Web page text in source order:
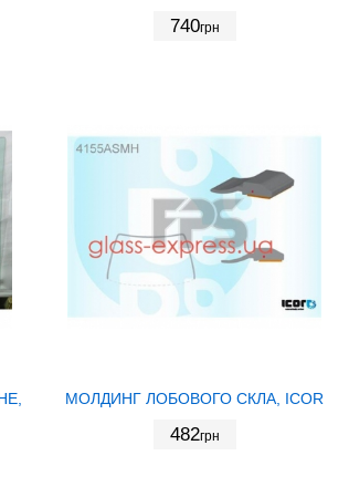
740грн
МОЛДИНГ ЛОБОВОГО СКЛА, ICOR
482грн